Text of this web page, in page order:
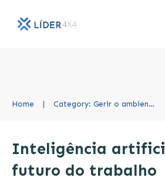
Home Category: Gerir o ambiente
Inteligência
futuro do trabalho